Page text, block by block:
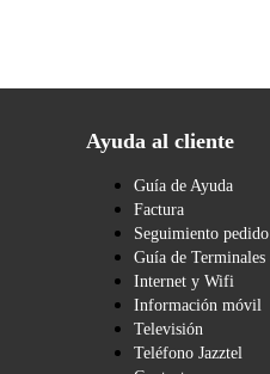
Ayuda al cliente
Guía de Ayuda
Factura
Seguimiento pedido
Guía de Terminales
Internet y Wifi
Información móvil
Televisión
Teléfono Jazztel